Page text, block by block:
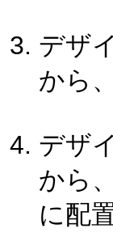
デザ
から
デザ
から
に配